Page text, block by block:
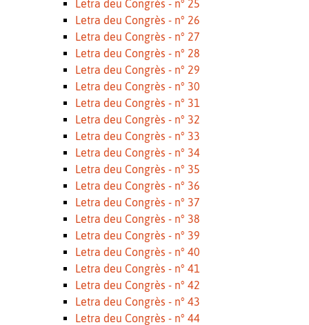
Letra deu Congrès - n° 25
Letra deu Congrès - n° 26
Letra deu Congrès - n° 27
Letra deu Congrès - n° 28
Letra deu Congrès - n° 29
Letra deu Congrès - n° 30
Letra deu Congrès - n° 31
Letra deu Congrès - n° 32
Letra deu Congrès - n° 33
Letra deu Congrès - n° 34
Letra deu Congrès - n° 35
Letra deu Congrès - n° 36
Letra deu Congrès - n° 37
Letra deu Congrès - n° 38
Letra deu Congrès - n° 39
Letra deu Congrès - n° 40
Letra deu Congrès - n° 41
Letra deu Congrès - n° 42
Letra deu Congrès - n° 43
Letra deu Congrès - n° 44